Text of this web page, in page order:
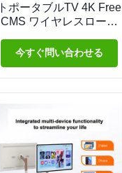
トポータブルTV 4K Free
CMS ワイヤレスローリ
今すぐ問い合わせる